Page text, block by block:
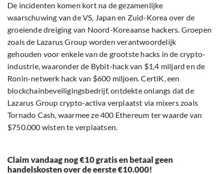
De incidenten komen kort na de gezamenlijke
waarschuwing van de VS, Japan en Zuid-Korea over de
groeiende dreiging van Noord-Koreaanse hackers. Groepen
zoals de Lazarus Group worden verantwoordelijk
gehouden voor enkele van de grootste hacks in de crypto-
industrie, waaronder de Bybit-hack van $1,4 miljard en de
Ronin-netwerk hack van $600 miljoen. CertiK, een
blockchainbeveiligingsbedrijf, ontdekte onlangs dat de
Lazarus Group crypto-activa verplaatst via mixers zoals
Tornado Cash, waarmee ze 400 Ethereum ter waarde van
$750.000 wisten te verplaatsen.
Claim vandaag nog €10 gratis en betaal geen
handelskosten over de eerste €10.000!